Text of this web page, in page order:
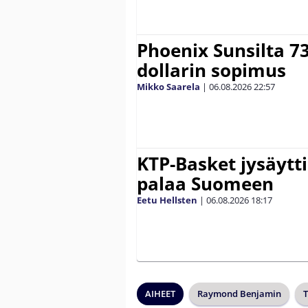
Phoenix Sunsilta
dollarin sopimus
Mikko Saarela | 06.08.202622:57
KTP-Basket
palaa Suomeen
Eetu Hellsten | 06.08.2026 18:17
AIHEET Raymond Benjamin